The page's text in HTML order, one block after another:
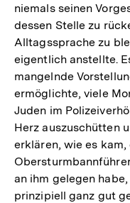
niemals seinen
dessen Stelle zu
Alltagssprache zu
eigentlich anstellte.
mangelnde
ermöglichte, viele
Juden im
Herz auszuschütten
erklären, wie es kam,
an ihm gelegen
prinzipiell ganz gut